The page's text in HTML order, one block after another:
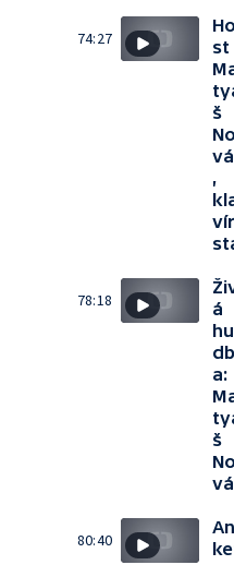
74:27
Ho
st
š
No
,
78:18
á
hu
db
a:
š
No
80:40
An